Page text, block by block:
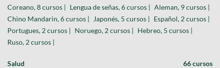
Coreano, 8 cursos | Lengua de señas, 6 cursos | Aleman, 9 cursos |
Chino Mandarin, 6 cursos |
Japonés, 5 cursos | Español, 2 cursos |
Portugues, 2 cursos | Noruego, 2 cursos | Hebreo, 5 cursos |
Ruso, 2 cursos |
Salud 66 cursos